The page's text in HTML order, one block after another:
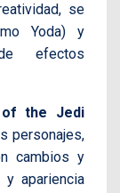
se
Yoda) y
efectos
of the Jedi
personajes,
cambios y
apariencia